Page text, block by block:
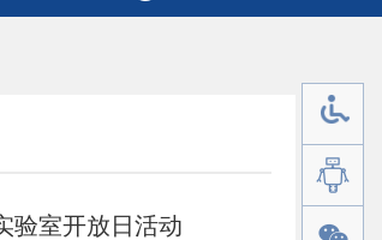
验室开放日活动